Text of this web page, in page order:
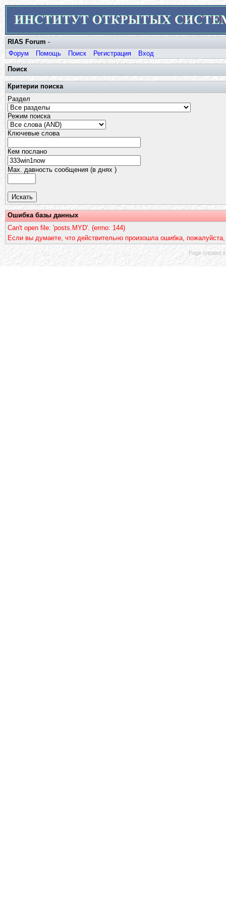
RIAS Forum -
Форум
Помощь Поиск Регистрация Вход
Поиск
Критерии поиска
Раздел
Режим поиска
Ключевые слова
Кем послано
Max. давность сообщения (в днях )
Ошибка базы данных
Can't open file: 'posts.MYD'. (errno: 144)
Если вы думаете, что действительно произошла ошибка,
Page created